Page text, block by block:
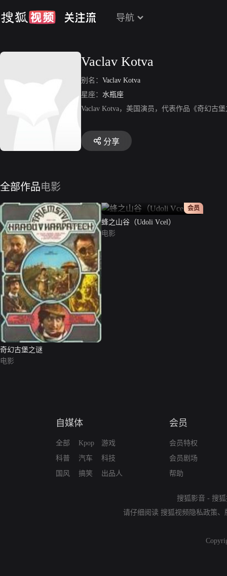
导航
Vaclav Kotva
别名： Vaclav Kotva
星座： 水瓶座
Vaclav Kotva，美国演员，代表作品《奇幻古
分享
全部作品电影
奇幻古堡之谜
电影
正片
会员
蜂之山谷（Udoli Vcel）
电影
自媒体
全部
科普
国风
Kpop
汽车
搞笑
游戏
科技
出品人
会员
会员特权
会员剧场
帮助
搜狐影音 - 搜
请仔细阅读 搜狐视频隐私政策、